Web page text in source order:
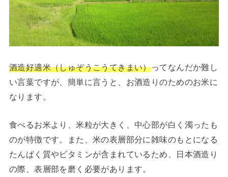
酒造好適米（しゅぞうこうてきまい）ってなんだか難し
い言葉ですが、簡単に言うと、お酒造りのためのお米に
なります。
食べるお米より、米粒が大きく、中心部が白く濁ったも
のが特徴です。また、米の表層部分に雑味のもとになる
たんぱく質やビタミンが含まれているため、日本酒造り
の際、表層部を磨く必要があります。